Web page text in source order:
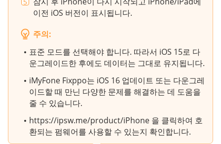
이전 iOS 버전이 표시됩니다.
주의:
표준 모드를 선택해야 합니다. 따라서 iOS 15로 다
운그레이드한 후에도 데이터는 그대로 유지됩니다.
iMyFone Fixppo는 iOS 16 업데이트 또는 다운그레
이드할 때 만닌 다양한 문제를 해결하는 데 도움을
줄 수 있습니다.
https://ipsw.me/product/iPhone 을 클릭하여 호
환되는 펌웨어를 사용할 수 있는지 확인합니다.